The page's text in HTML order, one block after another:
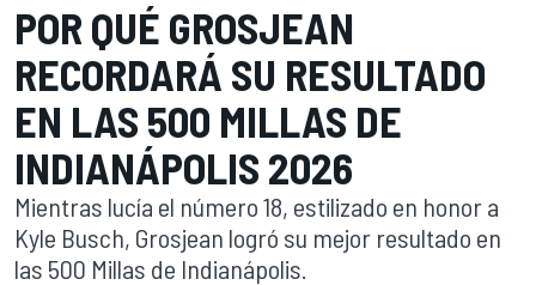
POR QUÉ GROSJEAN
RECORDARÁ SU RESULTADO
EN LAS 500 MILLAS DE
INDIANÁPOLIS 2026
Mientras lucía el número 18, estilizado en honor a
Kyle Busch, Grosjean logró su mejor resultado en
las 500 Millas de Indianápolis.